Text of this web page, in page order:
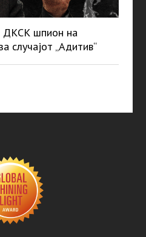
ДКСК шпион на
случајот „Адитив“